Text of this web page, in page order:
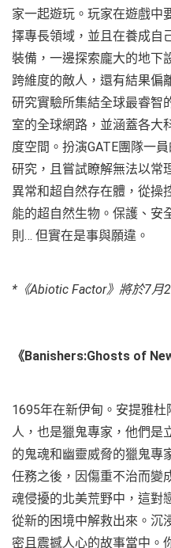
家一起遊玩。玩家在遊戲中
擇專長領域，並且在養成自
裝備，一邊探索龐大的地下
跨維度的敵人，還有結果偏
研究實驗所集結全球最睿智
室的全球網路，並涵蓋各大
度空間。扮演GATE團隊一
研究，且嘗試瞭解無法以常
異常和超自然存在體，從操
能的超自然生物。保護、安
則… 但實在是事與願違。
*《Abiotic Factor》將於7月
《Banishers:Ghosts of
1695年在新伊甸。安提雅
人，也是獵鬼專家，他們是
的鬼魂和幽靈威脅的獵鬼專
任務之後，因傷重不治而變
魂侵擾的北美荒野中，這對
從新的困境中解救出來。沉
密且震撼人心的故事當中。